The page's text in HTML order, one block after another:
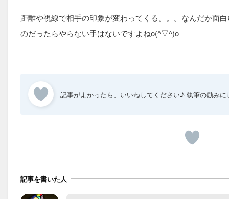
距離や視線で相手の印象が変わってくる。。。なんだか面
のだったらやらない手はないですよねo(^▽^)o
記事を書いた人